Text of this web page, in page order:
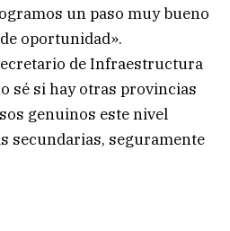
un paso muy bueno
oportunidad».
de Infraestructura
sé si hay otras provincias
genuinos este nivel
secundarias, seguramente